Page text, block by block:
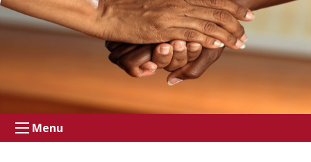
Menu